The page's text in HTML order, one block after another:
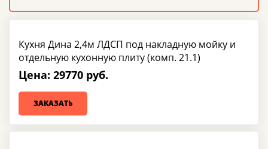
Кухня Дина 2,4м ЛДСП под накладную мойку и
отдельную кухонную плиту (комп. 21.1)
Цена: 29770 руб.
ЗАКАЗАТЬ